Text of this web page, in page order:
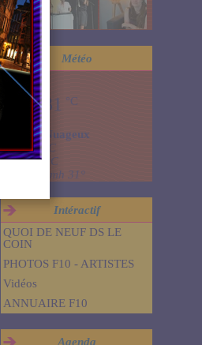
Météo
Dinard
31 °C
Nuageux
Min: 31 °C
Max: 31 °C
Vent: 22 kmh 31°
Intéractif
QUOI DE NEUF DS LE
COIN
PHOTOS F10 - ARTISTES
Vidéos
ANNUAIRE F10
Agenda